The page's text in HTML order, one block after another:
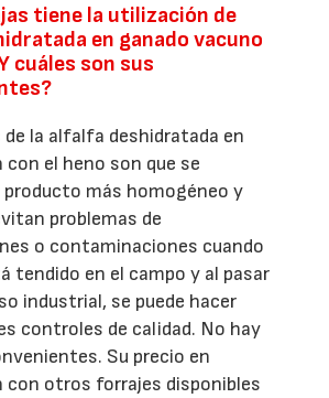
tiene la utilización de
en ganado vacuno
cuáles son sus
de la alfalfa deshidratada en
el heno son que se
más homogéneo y
problemas de
o contaminaciones cuando
tendido en el campo y al pasar
industrial, se puede hacer
controles de calidad. No hay
Su precio en
con otros forrajes disponibles